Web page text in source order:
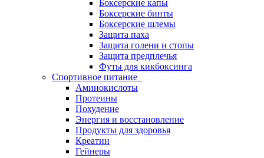
Боксерские капы
Боксерские бинты
Боксерские шлемы
Защита паха
Защита голени и стопы
Защита предплечья
Футы для кикбоксинга
Спортивное питание
Аминокислоты
Протеины
Похудение
Энергия и восстановление
Продукты для здоровья
Креатин
Гейнеры